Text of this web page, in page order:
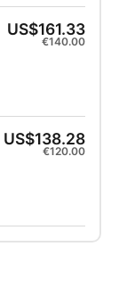
US$161.33
€140.00
US$138.28
€120.00